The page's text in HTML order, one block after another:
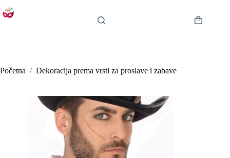
na
Košarica
Početna / Dekoracija prema vrsti za proslave i zabave